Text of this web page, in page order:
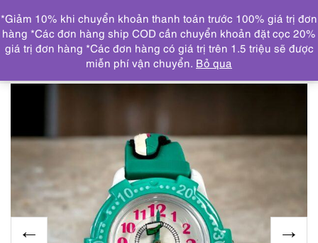
DANH MỤC
Trang chủ ĐỒNG HỒ
2178-Đồng hồ trẻ em-
HAJABUSA children’s watch-Gần như mới
*Giảm 10% khi chuyển khoản thanh toán trước 100% giá trị đơn
hàng *Các đơn hàng ship COD cần chuyển khoản đặt cọc 20%
giá trị đơn hàng *Các đơn hàng có giá trị trên 1.5 triệu sẽ được
miễn phí vận chuyển. Bỏ qua